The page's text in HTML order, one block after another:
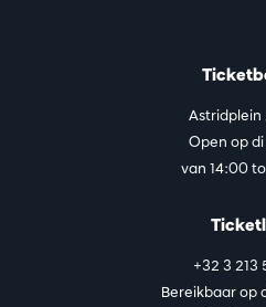
Astridplein
Open op
van 14:00
+32 3 213
Bereikbaar op